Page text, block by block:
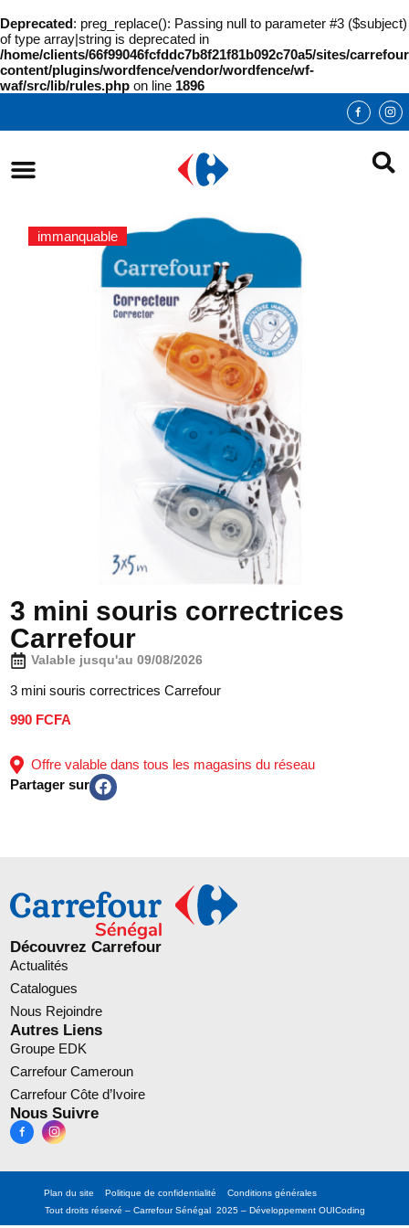
Deprecated: preg_replace(): Passing null to parameter #3 ($subject)
of type array|string is deprecated in
/home/clients/66f99046fcfddc7b8f21f81b092c70a5/sites/
content/plugins/wordfence/vendor/wordfence/wf-
waf/src/lib/rules.php on line 1896
immanquable
3 mini souris correctrices
Carrefour
Valable jusqu'au 09/08/2026
3 mini souris correctrices Carrefour
990 FCFA
Offre valable dans tous les magasins du réseau
Partager sur
Découvrez Carrefour
Actualités
Catalogues
Nous Rejoindre
Autres Liens
Groupe EDK
Carrefour Cameroun
Carrefour Côte d’Ivoire
Nous Suivre
Plan du site Politique de confidentialité
Conditions générales
Tout droits réservé – Carrefour Sénégal 2025 – Développement OUICoding